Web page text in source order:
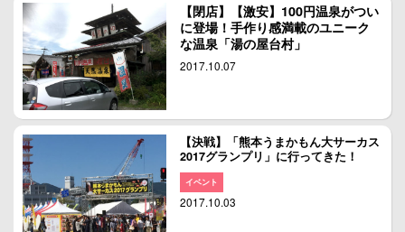
【閉店】【激安】100円温泉がつい
に登場！手作り感満載のユニーク
な温泉「湯の屋台村」
2017.10.07
【決戦】「熊本うまかもん大サーカス
2017グランプリ」に行ってきた！
イベント
2017.10.03